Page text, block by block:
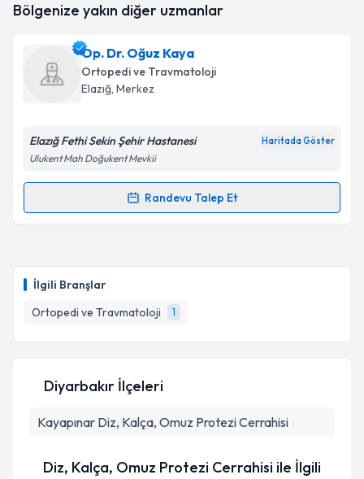
İlgili Branşlar
Ortopedi ve Travmatoloji
1
kapsamda işlenmesini kabul ediyorum.
Takvim Talebini Gönder
Bölgenize yakın diğer uzmanlar
Op. Dr. Oğuz Kaya
Ortopedi ve Travmatoloji
Elazığ, Merkez
Elazığ Fethi Sekin Şehir Hastanesi Haritada Göster
Ulukent Mah Doğukent Mevkii
Randevu Talep Et
Randevu Takvimi Talebi
takvim hazırlandığında e-posta ile bilgilendireceğiz.
Metni'ni okudum ve kişisel verilerimin belirtilen
Diyarbakır İlçeleri
Kayapınar Diz, Kalça, Omuz Protezi Cerrahisi
Diz, Kalça, Omuz Protezi Cerrahisi ile İlgili